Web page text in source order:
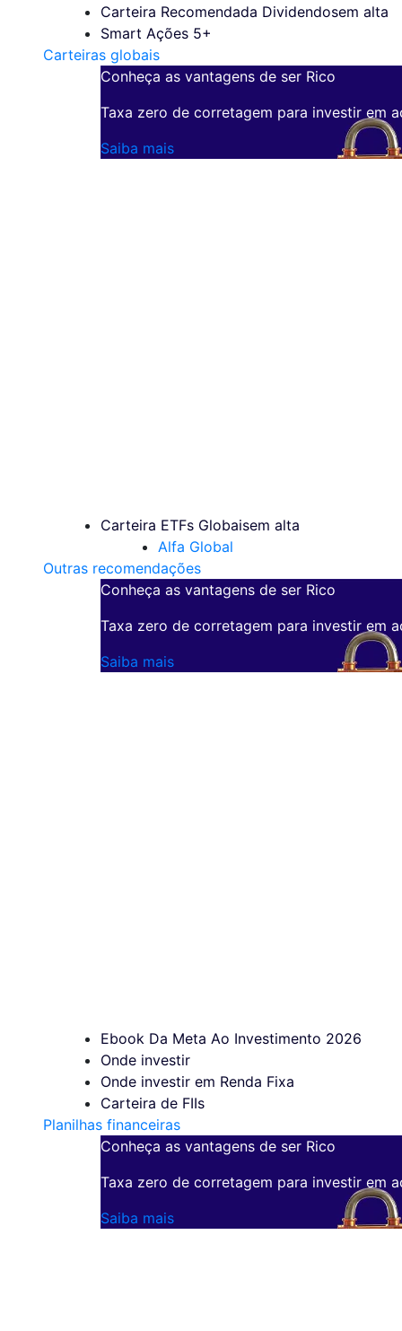
Carteira Recomendada Dividendosem alta
Smart Ações 5+
Carteiras globais
Conheça as vantagens de ser Rico
Taxa zero de corretagem para investir em
Saiba mais
Carteira ETFs Globaisem alta
Alfa Global
Outras recomendações
Conheça as vantagens de ser Rico
Taxa zero de corretagem para investir em
Saiba mais
Ebook Da Meta Ao Investimento 2026
Onde investir
Onde investir em Renda Fixa
Carteira de FIIs
Planilhas financeiras
Conheça as vantagens de ser Rico
Taxa zero de corretagem para investir em
Saiba mais